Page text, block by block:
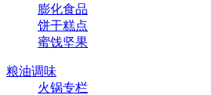
膨化食品
饼干糕点
蜜饯坚果
粮油调味
火锅专栏